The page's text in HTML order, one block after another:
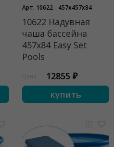
Арт. 10622 457x457x84
10622 Надувная
чаша бассейна
457х84 Easy Set
Pools
12855 ₽
купить